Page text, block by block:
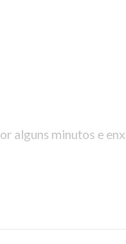
alguns minutos e